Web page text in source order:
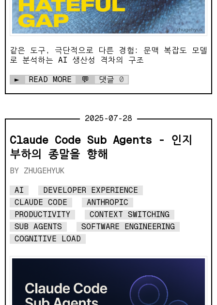
같은 도구, 극단적으로 다른 경험: 문맥 복잡도 모델
로 분석하는 AI 생산성 격차의 구조
► READ MORE 💬 댓글 0
2025-07-28
Claude Code Sub Agents - 인지
부하의 종말을 향해
ZHUGEHYUK
AI
DEVELOPER EXPERIENCE
CLAUDE CODE
ANTHROPIC
PRODUCTIVITY
CONTEXT SWITCHING
SUB AGENTS
SOFTWARE ENGINEERING
COGNITIVE LOAD